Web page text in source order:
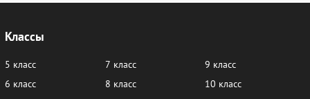
Классы
5 класс
6 класс
7 класс
8 класс
9 класс
10 класс